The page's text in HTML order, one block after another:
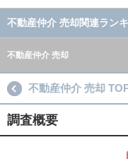
不動産仲介 売却関連ラン
不動産仲介 売却
不動産仲介 売却
調査概要